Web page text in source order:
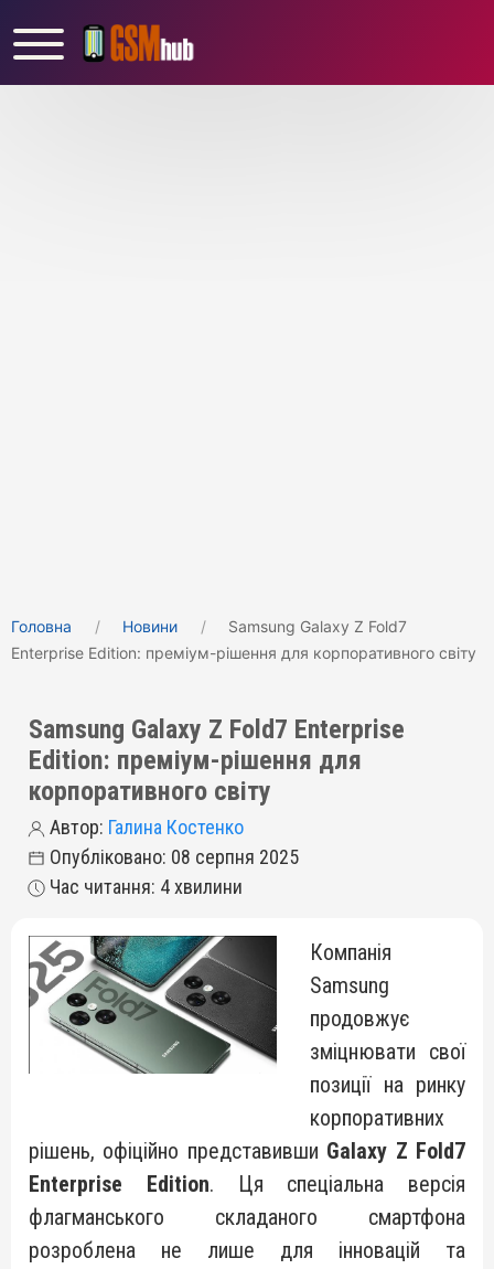
Головна Новини
Samsung Galaxy Z Fold7
Enterprise Edition: преміум-рішення для корпоративного світу
Samsung Galaxy Z Fold7 Enterprise
Edition: преміум-рішення для
корпоративного світу
Автор: Галина Костенко
Опубліковано: 08 серпня 2025
Час читання: 4 хвилини
Компанія
Samsung
продовжує
зміцнювати свої
позиції на ринку
корпоративних
рішень, офіційно представивши Galaxy Z Fold7
Enterprise Edition. Ця спеціальна версія
флагманського складаного смартфона
розроблена не лише для інновацій та